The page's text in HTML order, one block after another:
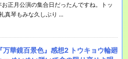
正月公演の集合日だったんですね。トッ
真琴もみな久しぶり ...
万華鏡百景色』感想2 トウキョウ輪廻